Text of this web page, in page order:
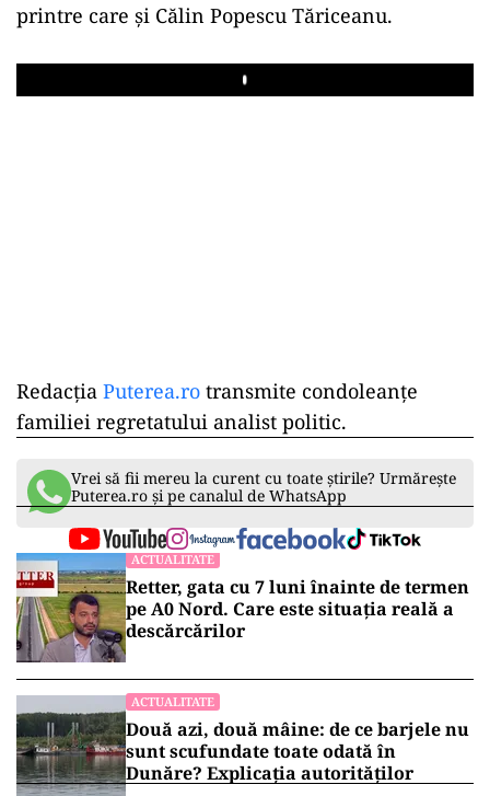
printre care și Călin Popescu Tăriceanu.
Play
Redacția Puterea.ro transmite condoleanțe
familiei regretatului analist politic.
Vrei să fii mereu la curent cu toate știrile? Urmărește
Puterea.ro și pe canalul de WhatsApp
ACTUALITATE
Retter, gata cu 7 luni înainte de termen
pe A0 Nord. Care este situația reală a
descărcărilor
ACTUALITATE
Două azi, două mâine: de ce barjele nu
sunt scufundate toate odată în
Dunăre? Explicația autorităților